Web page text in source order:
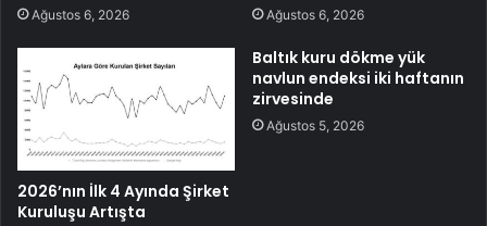
Ağustos 6, 2026 Ağustos 6, 2026
2026’nın İlk 4 Ayında Şirket
Kuruluşu Artışta
Baltık kuru dökme yük
navlun endeksi iki haftanın
zirvesinde
Ağustos 5, 2026